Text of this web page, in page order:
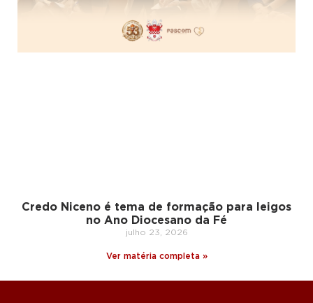
Credo Niceno é tema de formação para leigos
no Ano Diocesano da Fé
julho 23, 2026
Ver matéria completa »